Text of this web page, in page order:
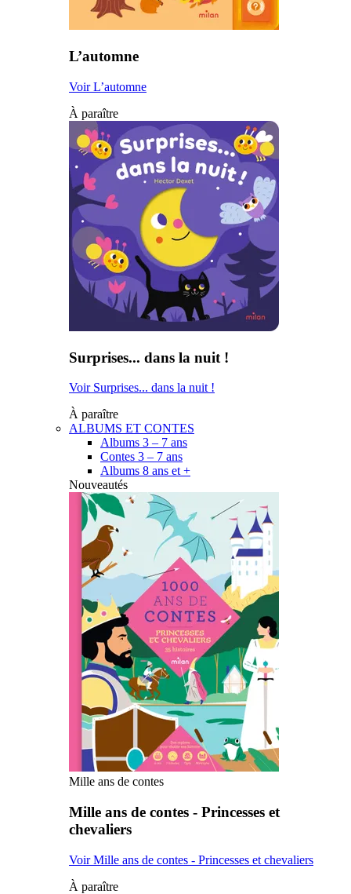
L’automne
Voir L’automne
À paraître
Surprises... dans la nuit !
Voir Surprises... dans la nuit !
À paraître
ALBUMS ET CONTES
Albums 3 – 7 ans
Contes 3 – 7 ans
Albums 8 ans et +
Nouveautés
Mille ans de contes
Mille ans de contes - Princesses et
chevaliers
Voir Mille ans de contes - Princesses et chevaliers
À paraître